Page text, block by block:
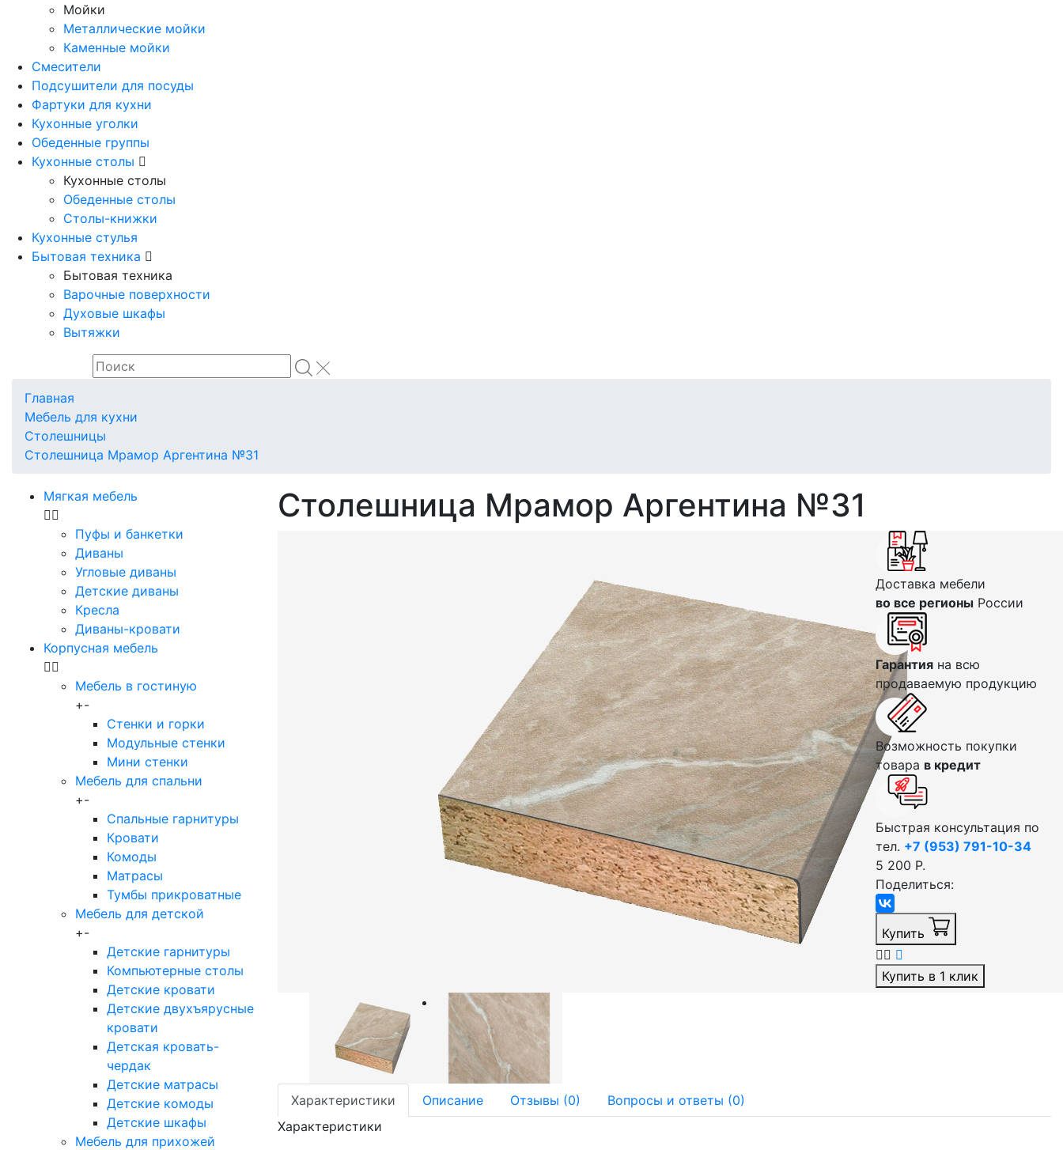
Мойки
Металлические мойки
Каменные мойки
Смесители
Подсушители для посуды
Фартуки для кухни
Кухонные уголки
Обеденные группы
Кухонные столы
Кухонные столы
Обеденные столы
Столы-книжки
Кухонные стулья
Бытовая техника
Бытовая техника
Варочные поверхности
Духовые шкафы
Вытяжки
Главная
Мебель для кухни
Столешницы
Столешница Мрамор Аргентина №31
Мягкая мебель
Пуфы и банкетки
Диваны
Угловые диваны
Детские диваны
Кресла
Диваны-кровати
Корпусная мебель
Мебель в гостиную
+-
Стенки и горки
Модульные стенки
Мини стенки
Мебель для спальни
+-
Спальные гарнитуры
Кровати
Комоды
Матрасы
Тумбы прикроватные
Мебель для детской
+-
Детские гарнитуры
Компьютерные столы
Детские кровати
Детские двухъярусные
кровати
Детская кровать-
чердак
Детские матрасы
Детские комоды
Детские шкафы
Мебель для прихожей
Столешница Мрамор Аргентина №31
Доставка мебели
во все регионы России
Гарантия на всю
продаваемую продукцию
Возможность покупки
товара в кредит
Быстрая консультация по
тел. +7 (953) 791-10-34
5 200 Р.
Поделиться:
Купить
Купить в 1 клик
Характеристики Описание Отзывы (0)
Вопросы и ответы (0)
Характеристики